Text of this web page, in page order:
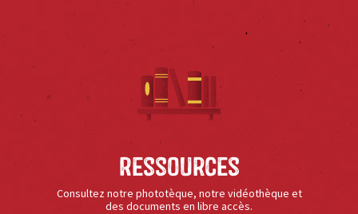
Ressources
Consultez notre phototèque, notre vidéothèque et
des documents en libre accès.